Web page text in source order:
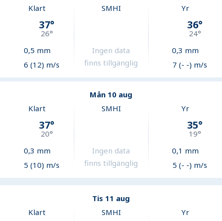
Klart
37°
26°
0,5 mm
6 (12) m/s
SMHI
Ingen data
finns tillgänglig
Yr
36°
24°
0,3 mm
7 (- -) m/s
Mån 10 aug
Klart
37°
20°
0,3 mm
5 (10) m/s
SMHI
Ingen data
finns tillgänglig
Yr
35°
19°
0,1 mm
5 (- -) m/s
Tis 11 aug
Klart
SMHI Yr